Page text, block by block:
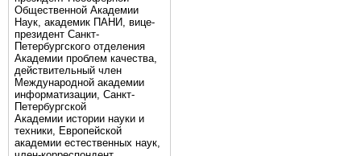
Общественной Академии
Наук, академик ПАНИ, вице-
президент Санкт-
Петербургского отделения
Академии проблем качества,
действительный член
Международной академии
информатизации, Санкт-
Петербургской
Академии истории науки и
техники, Европейской
академии естественных наук,